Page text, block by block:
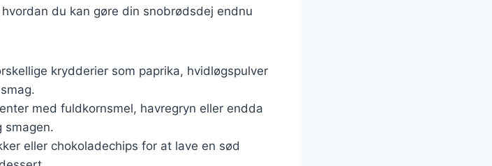
du kan gøre din snobrødsdej endnu
krydderier som paprika, hvidløgspulver
med fuldkornsmel, havregryn eller endda
smagen.
eller chokoladechips for at lave en sød